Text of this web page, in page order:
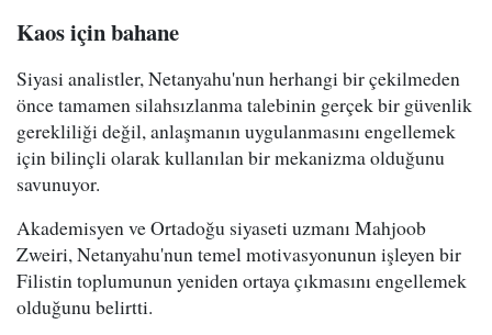
Kaos için bahane
Siyasi analistler, Netanyahu'nun herhangi bir çekilmeden
önce tamamen silahsızlanma talebinin gerçek bir güvenlik
gerekliliği değil, anlaşmanın uygulanmasını engellemek
için bilinçli olarak kullanılan bir mekanizma olduğunu
savunuyor.
Akademisyen ve Ortadoğu siyaseti uzmanı Mahjoob
Zweiri, Netanyahu'nun temel motivasyonunun işleyen bir
Filistin toplumunun yeniden ortaya çıkmasını engellemek
olduğunu belirtti.